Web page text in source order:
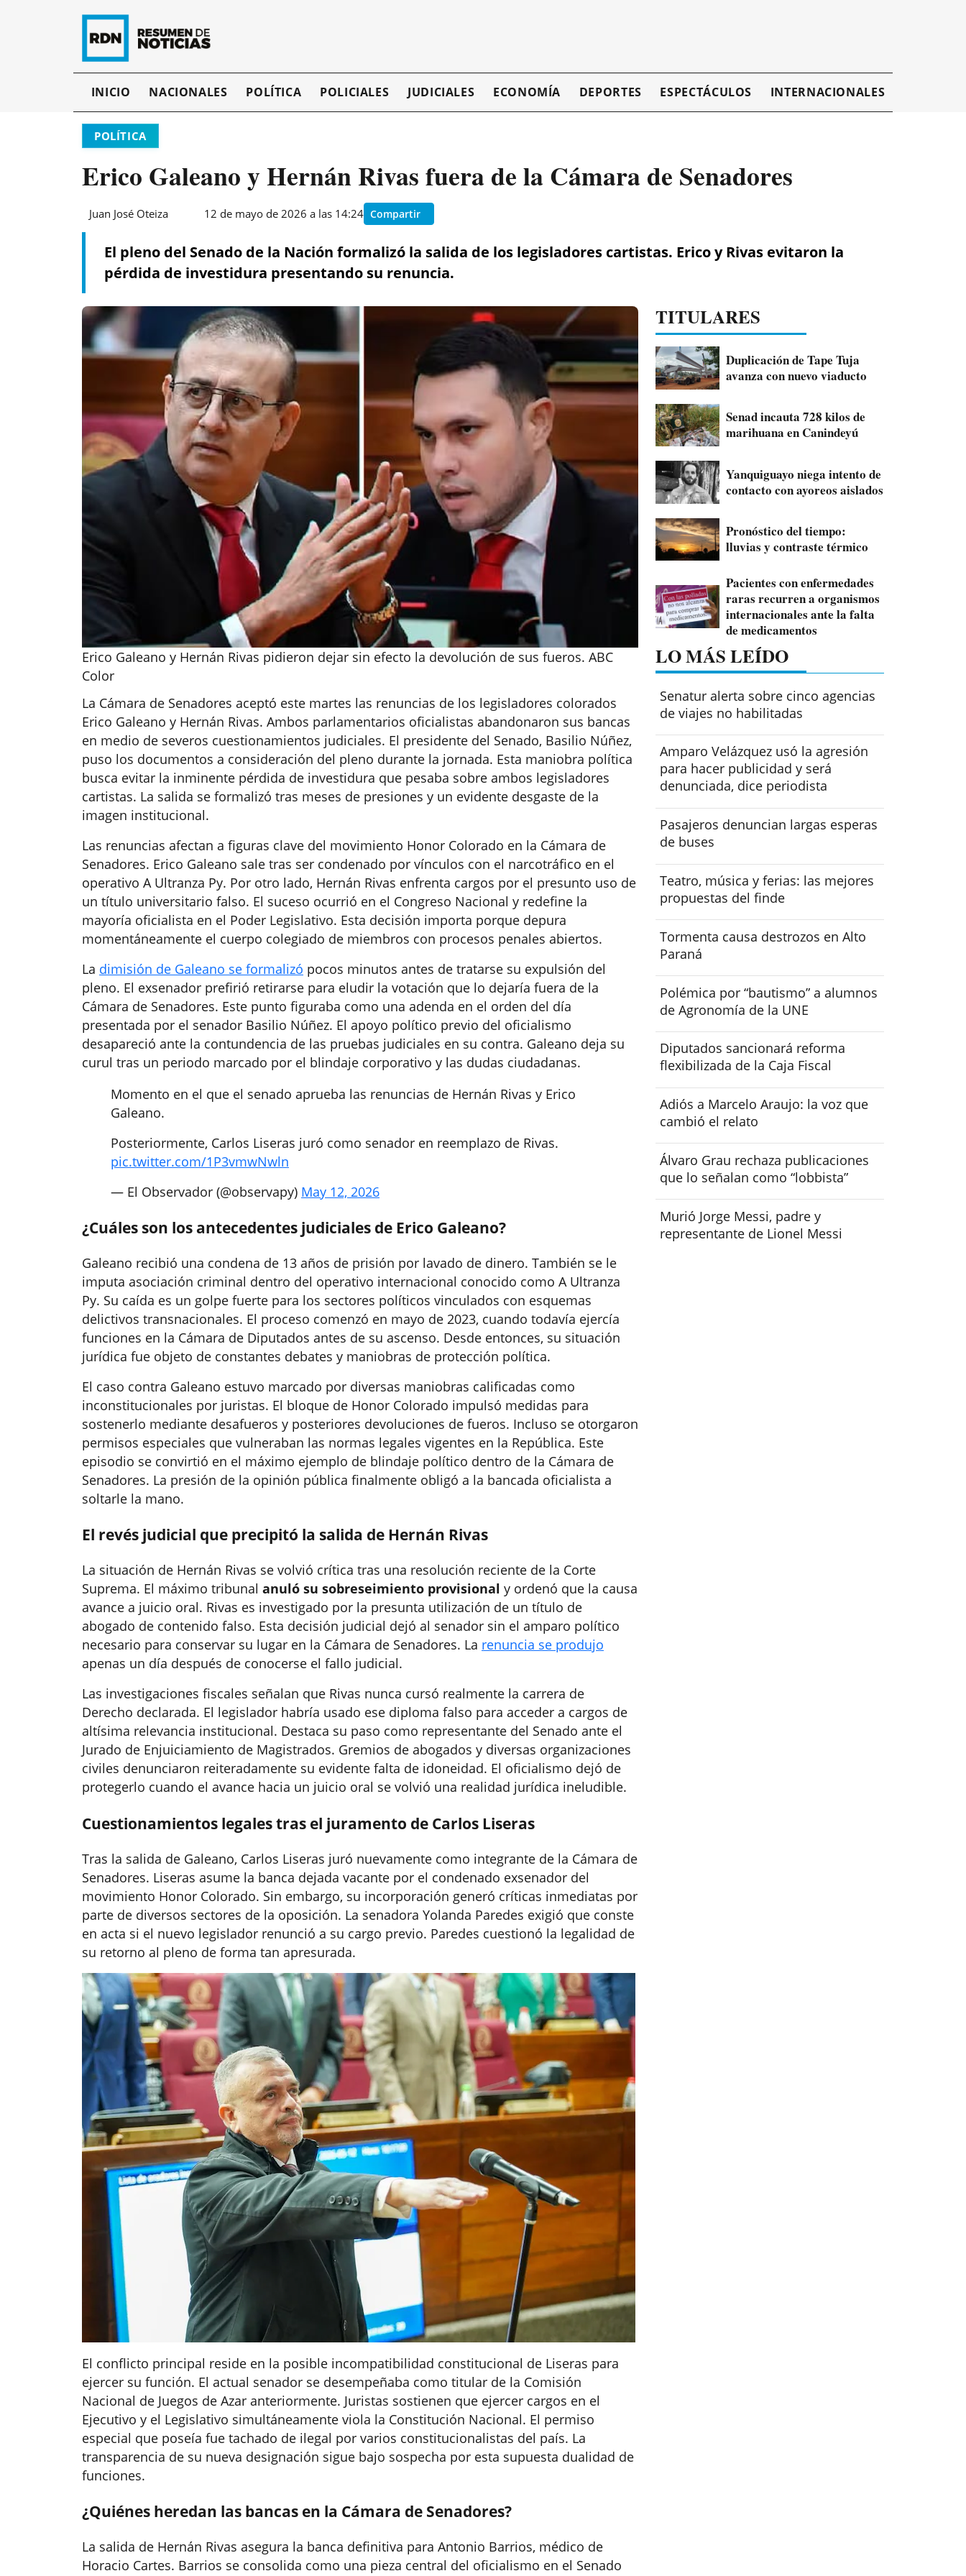
INICIO NACIONALES POLÍTICA POLICIALES JUDICIALES ECONOMÍA DEPORTES ESPECTÁCULOS INTERNACIONALES
POLÍTICA
Erico Galeano y Hernán Rivas fuera de la Cámara de Senadores
Juan José Oteiza 12 de mayo de 2026 a las 14:24 Compartir
El pleno del Senado de la Nación formalizó la salida de los legisladores cartistas. Erico y Rivas evitaron la
pérdida de investidura presentando su renuncia.
Erico Galeano y Hernán Rivas pidieron dejar sin efecto la devolución de sus fueros. ABC
Color
La Cámara de Senadores aceptó este martes las renuncias de los legisladores colorados
Erico Galeano y Hernán Rivas. Ambos parlamentarios oficialistas abandonaron sus bancas
en medio de severos cuestionamientos judiciales. El presidente del Senado, Basilio Núñez,
puso los documentos a consideración del pleno durante la jornada. Esta maniobra política
busca evitar la inminente pérdida de investidura que pesaba sobre ambos legisladores
cartistas. La salida se formalizó tras meses de presiones y un evidente desgaste de la
imagen institucional.
Las renuncias afectan a figuras clave del movimiento Honor Colorado en la Cámara de
Senadores. Erico Galeano sale tras ser condenado por vínculos con el narcotráfico en el
operativo A Ultranza Py. Por otro lado, Hernán Rivas enfrenta cargos por el presunto uso de
un título universitario falso. El suceso ocurrió en el Congreso Nacional y redefine la
mayoría oficialista en el Poder Legislativo. Esta decisión importa porque depura
momentáneamente el cuerpo colegiado de miembros con procesos penales abiertos.
La dimisión de Galeano se formalizó pocos minutos antes de tratarse su expulsión del
pleno. El exsenador prefirió retirarse para eludir la votación que lo dejaría fuera de la
Cámara de Senadores. Este punto figuraba como una adenda en el orden del día
presentada por el senador Basilio Núñez. El apoyo político previo del oficialismo
desapareció ante la contundencia de las pruebas judiciales en su contra. Galeano deja su
curul tras un periodo marcado por el blindaje corporativo y las dudas ciudadanas.
Momento en el que el senado aprueba las renuncias de Hernán Rivas y Erico
Galeano.
Posteriormente, Carlos Liseras juró como senador en reemplazo de Rivas.
pic.twitter.com/1P3vmwNwln
— El Observador (@observapy) May 12, 2026
¿Cuáles son los antecedentes judiciales de Erico Galeano?
Galeano recibió una condena de 13 años de prisión por lavado de dinero. También se le
imputa asociación criminal dentro del operativo internacional conocido como A Ultranza
Py. Su caída es un golpe fuerte para los sectores políticos vinculados con esquemas
delictivos transnacionales. El proceso comenzó en mayo de 2023, cuando todavía ejercía
funciones en la Cámara de Diputados antes de su ascenso. Desde entonces, su situación
jurídica fue objeto de constantes debates y maniobras de protección política.
El caso contra Galeano estuvo marcado por diversas maniobras calificadas como
inconstitucionales por juristas. El bloque de Honor Colorado impulsó medidas para
sostenerlo mediante desafueros y posteriores devoluciones de fueros. Incluso se otorgaron
permisos especiales que vulneraban las normas legales vigentes en la República. Este
episodio se convirtió en el máximo ejemplo de blindaje político dentro de la Cámara de
Senadores. La presión de la opinión pública finalmente obligó a la bancada oficialista a
soltarle la mano.
El revés judicial que precipitó la salida de Hernán Rivas
La situación de Hernán Rivas se volvió crítica tras una resolución reciente de la Corte
Suprema. El máximo tribunal anuló su sobreseimiento provisional y ordenó que la causa
avance a juicio oral. Rivas es investigado por la presunta utilización de un título de
abogado de contenido falso. Esta decisión judicial dejó al senador sin el amparo político
necesario para conservar su lugar en la Cámara de Senadores. La renuncia se produjo
apenas un día después de conocerse el fallo judicial.
Las investigaciones fiscales señalan que Rivas nunca cursó realmente la carrera de
Derecho declarada. El legislador habría usado ese diploma falso para acceder a cargos de
altísima relevancia institucional. Destaca su paso como representante del Senado ante el
Jurado de Enjuiciamiento de Magistrados. Gremios de abogados y diversas organizaciones
civiles denunciaron reiteradamente su evidente falta de idoneidad. El oficialismo dejó de
protegerlo cuando el avance hacia un juicio oral se volvió una realidad jurídica ineludible.
Cuestionamientos legales tras el juramento de Carlos Liseras
Tras la salida de Galeano, Carlos Liseras juró nuevamente como integrante de la Cámara de
Senadores. Liseras asume la banca dejada vacante por el condenado exsenador del
movimiento Honor Colorado. Sin embargo, su incorporación generó críticas inmediatas por
parte de diversos sectores de la oposición. La senadora Yolanda Paredes exigió que conste
en acta si el nuevo legislador renunció a su cargo previo. Paredes cuestionó la legalidad de
su retorno al pleno de forma tan apresurada.
El conflicto principal reside en la posible incompatibilidad constitucional de Liseras para
ejercer su función. El actual senador se desempeñaba como titular de la Comisión
Nacional de Juegos de Azar anteriormente. Juristas sostienen que ejercer cargos en el
Ejecutivo y el Legislativo simultáneamente viola la Constitución Nacional. El permiso
especial que poseía fue tachado de ilegal por varios constitucionalistas del país. La
transparencia de su nueva designación sigue bajo sospecha por esta supuesta dualidad de
funciones.
¿Quiénes heredan las bancas en la Cámara de Senadores?
La salida de Hernán Rivas asegura la banca definitiva para Antonio Barrios, médico de
Horacio Cartes. Barrios se consolida como una pieza central del oficialismo en el Senado
TITULARES
Duplicación de Tape Tuja
avanza con nuevo viaducto
Senad incauta 728 kilos de
marihuana en Canindeyú
Yanquiguayo niega intento de
contacto con ayoreos aislados
Pronóstico del tiempo:
lluvias y contraste térmico
Pacientes con enfermedades
raras recurren a organismos
internacionales ante la falta
de medicamentos
LO MÁS LEÍDO
Senatur alerta sobre cinco agencias
de viajes no habilitadas
Amparo Velázquez usó la agresión
para hacer publicidad y será
denunciada, dice periodista
Pasajeros denuncian largas esperas
de buses
Teatro, música y ferias: las mejores
propuestas del finde
Tormenta causa destrozos en Alto
Paraná
Polémica por “bautismo” a alumnos
de Agronomía de la UNE
Diputados sancionará reforma
flexibilizada de la Caja Fiscal
Adiós a Marcelo Araujo: la voz que
cambió el relato
Álvaro Grau rechaza publicaciones
que lo señalan como “lobbista”
Murió Jorge Messi, padre y
representante de Lionel Messi